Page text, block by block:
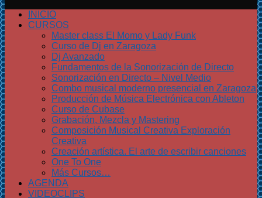
INICIO
CURSOS
Master class El Momo y Lady Funk
Curso de Dj en Zaragoza
Dj Avanzado
Fundamentos de la Sonorización de Directo
Sonorización en Directo – Nivel Medio
Combo musical moderno presencial en Zaragoza
Producción de Música Electrónica con Ableton
Curso de Cubase
Grabación, Mezcla y Mastering
Composición Musical Creativa Exploración
Creativa
Creación artística. El arte de escribir canciones
One To One
Más Cursos…
AGENDA
VIDEOCLIPS